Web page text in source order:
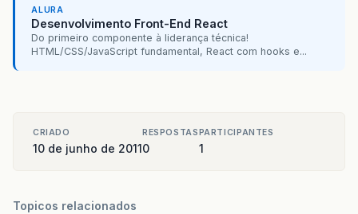
ALURA
Desenvolvimento Front-End React
Do primeiro componente à liderança técnica!
HTML/CSS/JavaScript fundamental, React com hooks e...
CRIADO
10 de junho de 2011
RESPOSTAS
0
PARTICIPANTES
1
Topicos relacionados